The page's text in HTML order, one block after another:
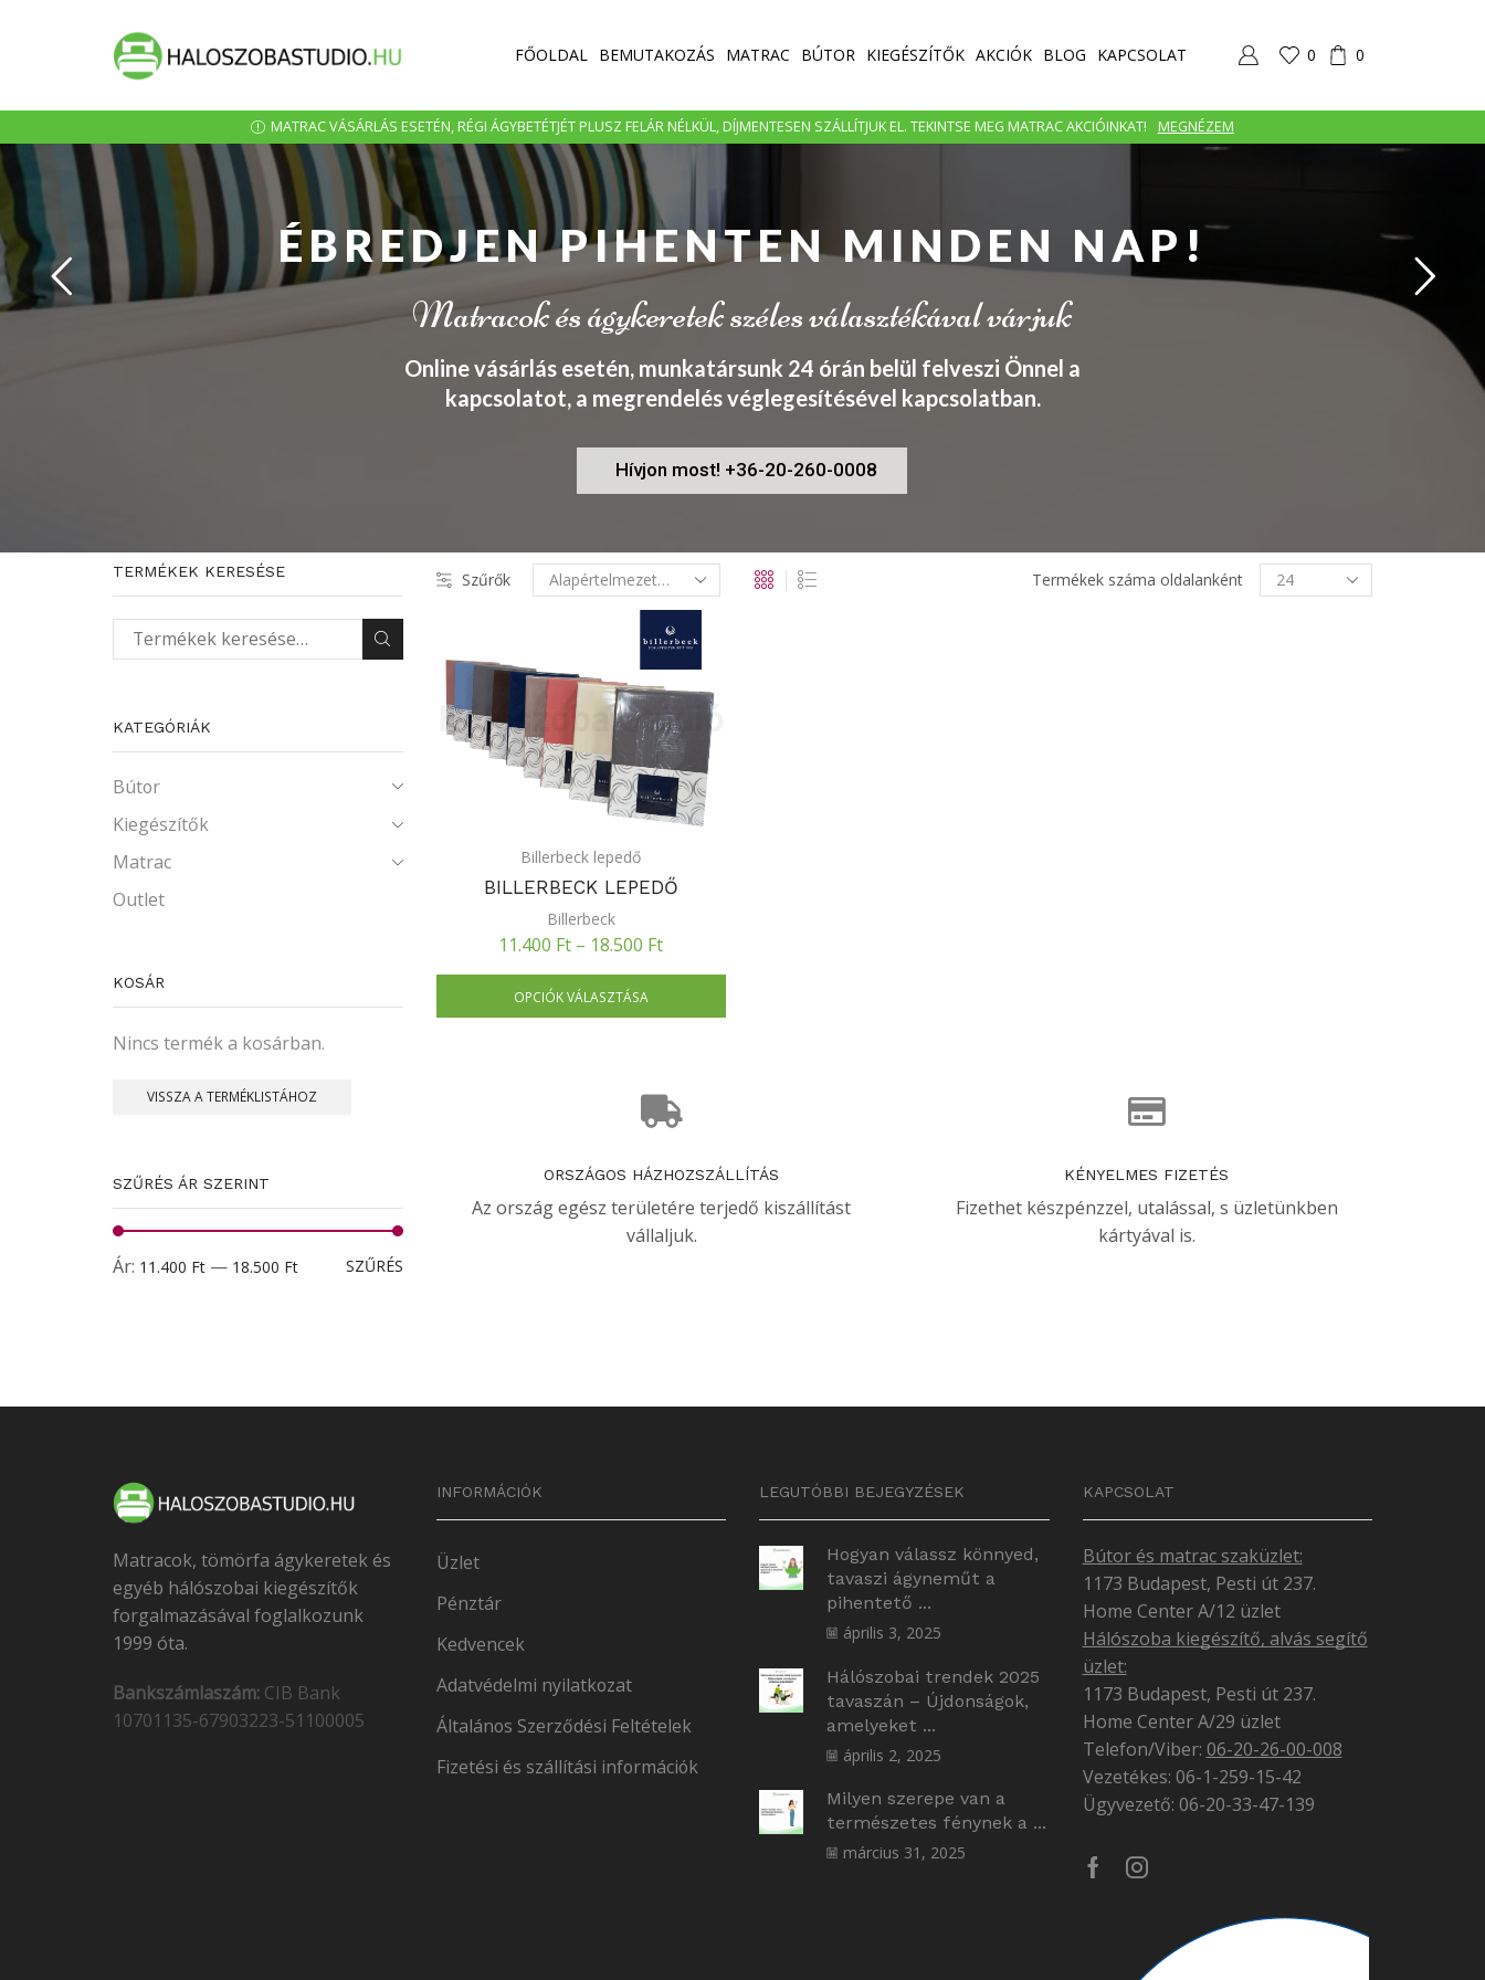
FŐOLDAL BEMUTAKOZÁS MATRAC BÚTOR KIEGÉSZÍTŐK AKCIÓK BLOG KAPCSOLAT 0 0
MATRAC VÁSÁRLÁS ESETÉN, RÉGI ÁGYBETÉTJÉT PLUSZ FELÁR NÉLKÜL, DÍJMENTESEN SZÁLLÍTJUK EL. TEKINTSE MEG MATRAC AKCIÓINKAT! MEGNÉZEM
ÉBREDJEN PIHENTEN MINDEN NAP!
Matracok és ágykeretek széles választékával várjuk
Online vásárlás esetén, munkatársunk 24 órán belül felveszi Önnel a
kapcsolatot, a megrendelés véglegesítésével kapcsolatban.
Hívjon most! +36-20-260-0008
Szűrők Termékek száma oldalanként
Termékek
oldalanként
Billerbeck lepedő
BILLERBECK LEPEDŐ
Billerbeck
11.400 Ft – 18.500 Ft
OPCIÓK VÁLASZTÁSA
ORSZÁGOS HÁZHOZSZÁLLÍTÁS
Az ország egész területére terjedő kiszállítást
vállaljuk.
KÉNYELMES FIZETÉS
Fizethet készpénzzel, utalással, s üzletünkben
kártyával is.
TERMÉKEK KERESÉSE
Keresés a következőre:
KATEGÓRIÁK
Bútor
Kiegészítők
Matrac
Outlet
KOSÁR
Nincs termék a kosárban.
VISSZA A TERMÉKLISTÁHOZ
SZŰRÉS ÁR SZERINT
Min
Max
SZŰRÉS
Ár: 11.400 Ft — 18.500 Ft
Matracok, tömörfa ágykeretek és
egyéb hálószobai kiegészítők
forgalmazásával foglalkozunk
1999 óta.
Bankszámlaszám: CIB Bank
10701135-67903223-51100005
INFORMÁCIÓK
Üzlet
Pénztár
Kedvencek
Adatvédelmi nyilatkozat
Általános Szerződési Feltételek
Fizetési és szállítási információk
LEGUTÓBBI BEJEGYZÉSEK
Hogyan válassz könnyed,
tavaszi ágyneműt a
pihentető ...
április 3, 2025
Hálószobai trendek 2025
tavaszán – Újdonságok,
amelyeket ...
április 2, 2025
Milyen szerepe van a
természetes fénynek a ...
március 31, 2025
KAPCSOLAT
Bútor és matrac szaküzlet:
1173 Budapest, Pesti út 237.
Home Center A/12 üzlet
Hálószoba kiegészítő, alvás segítő
üzlet:
1173 Budapest, Pesti út 237.
Home Center A/29 üzlet
Telefon/Viber: 06-20-26-00-008
Vezetékes: 06-1-259-15-42
Ügyvezető: 06-20-33-47-139
FacebookInstagram